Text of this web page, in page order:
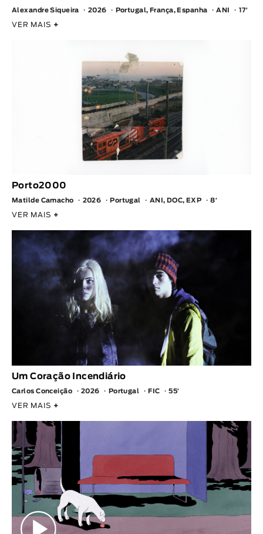
Animar
DURAÇÃO
TÓPICOS
Tópicos selecionados
Alexandre Siqueira 2026 Portugal, França, Espanha ANI 17′
VER MAIS +
Porto2000
Matilde Camacho 2026 Portugal ANI, DOC, EXP 8′
VER MAIS +
Um Coração Incendiário
Carlos Conceição 2026 Portugal FIC 55′
VER MAIS +